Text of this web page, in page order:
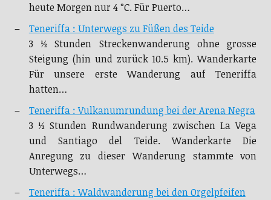
heute Morgen nur 4 °C. Für Puerto…
Teneriffa : Unterwegs zu Füßen des Teide
3 ½ Stunden Streckenwanderung ohne grosse
Steigung (hin und zurück 10.5 km). Wanderkarte
Für unsere erste Wanderung auf Teneriffa
hatten…
Teneriffa : Vulkanumrundung bei der Arena Negra
3 ½ Stunden Rundwanderung zwischen La Vega
und Santiago del Teide. Wanderkarte Die
Anregung zu dieser Wanderung stammte von
Unterwegs…
Teneriffa : Waldwanderung bei den Orgelpfeifen